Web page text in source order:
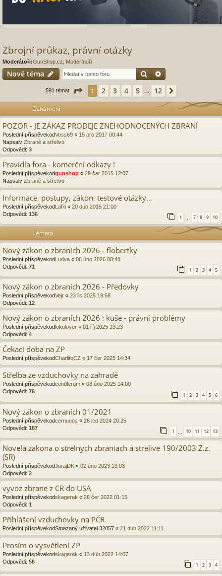
Zbrojní průkaz, právní otázky
Moderátoři:GunShop.cz Moderátoři
Nové téma Hledat
591 témat Stránka 1z 12
1 2 3 4 5 12
Oznámení
POZOR - JE ZÁKAZ PRODEJE ZNEHODNOCENÝCH ZBRANÍ
Poslední příspěvekodVoss69 « 15 pro 2017 00:44
Napsalv Zbraně a střelivo
Odpovědi: 3
Pravidla fora - komerční odkazy !
Poslední příspěvekodgunshop « 29 čer 2015 12:07
Napsalv Zbraně a střelivo
Informace, postupy, zákon, testové otázky...
Poslední příspěvekodLaRi « 20 dub 2015 21:00
Odpovědi: 136
1 … 7 8 9 10
Témata
Nový zákon o zbraních 2026 - flobertky
Poslední příspěvekodLudva « 06 úno 2026 08:48
Odpovědi: 71
1 2 3 4 5
Nový zákon o zbraních 2026 - Předovky
Poslední příspěvekodVejr « 23 lis 2025 19:58
Odpovědi: 12
Nový zákon o zbraních 2026 : kuše - právní problémy
Poslední příspěvekod lokulover « 01 říj 2025 13:23
Odpovědi: 4
Čekací doba na ZP
Poslední příspěvekodCharlitoCZ « 17 čer 2025 14:34
Střelba ze vzduchovky na zahradě
Poslední příspěvekodcendlerqm « 08 úno 2025 14:00
Odpovědi: 76
1 2 3 4 5 6
Nový zákon o zbraních 01/2021
Poslední příspěvekodcernunos « 26 led 2024 20:25
Odpovědi: 187
1 10 11 12 13
Novela zakona o strelnych zbraniach a strelive 190/2003 Z.z.
(SR)
Poslední příspěvekodJurajDK « 02 úno 2023 19:03
Odpovědi: 2
vyvoz zbrane z CR do USA
Poslední příspěvekodskagerak « 26 čer 2022 01:15
Odpovědi: 1
Přihlášení vzduchovky na PČR
Poslední příspěvekodSmazaný uživatel 32057 « 21 dub 2022 11:11
Prosím o vysvětlení ZP
Poslední příspěvekodskagerak « 13 dub 2022 14:07
Odpovědi: 56
1 2 3 4